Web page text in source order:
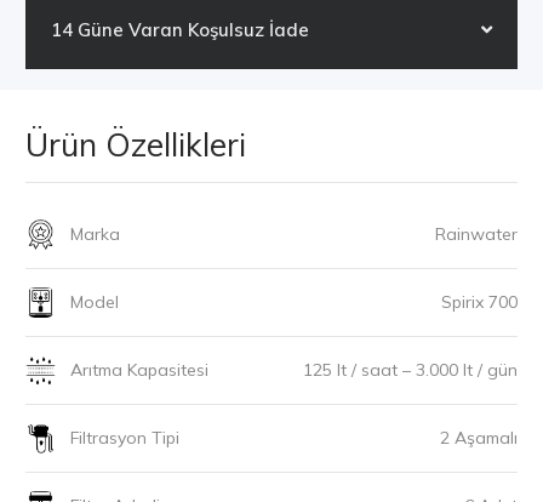
14 Güne Varan Koşulsuz İade
Ürün Özellikleri
Marka Rainwater
Model Spirix 700
Arıtma Kapasitesi 125 lt / saat – 3.000 lt / gün
Filtrasyon Tipi 2 Aşamalı